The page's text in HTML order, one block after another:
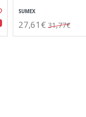
SUMEX
27,61€ 31,77€